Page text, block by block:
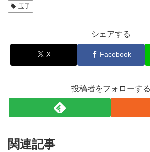
玉子
シェアする
X Facebook
投稿者をフォローする
関連記事